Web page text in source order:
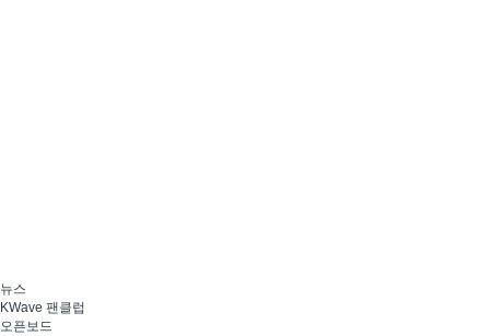
뉴스
KWave 팬클럽
오픈보드